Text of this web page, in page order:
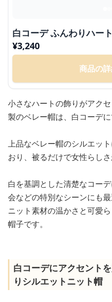
白コーデ ふんわりハー
¥3,240
商品の
小さなハートの飾りがアク
製のベレー帽は、白コーデ
上品なベレー帽のシルエッ
おり、被るだけで女性らしさ
白を基調とした清楚なコー
会などの特別なシーンにも最
ニット素材の温かさと可愛
帽子です。
白コーデにアクセント
りシルエットニット帽